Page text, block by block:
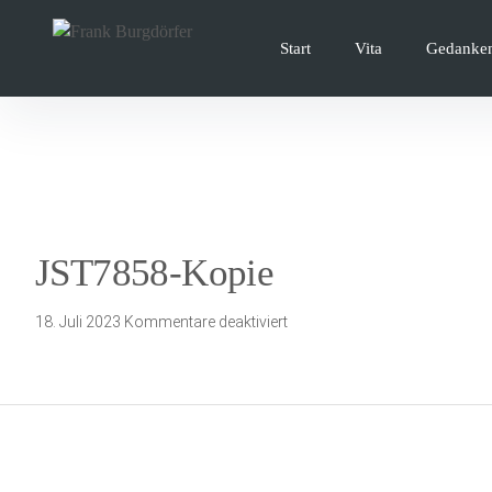
überspringen
Start Vita
JST7858-Kopie
18. Juli 2023 Kommentare deaktiviertfür